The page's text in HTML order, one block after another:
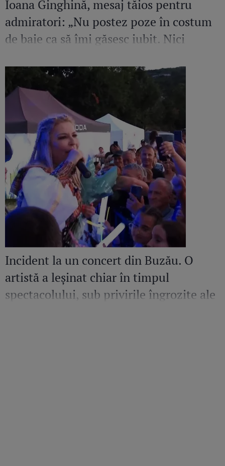
Ioana Ginghină, mesaj tăios pentru
admiratori: „Nu postez poze în costum
de baie ca să îmi găsesc iubit. Nici
Incident la un concert din Buzău. O
artistă a leșinat chiar în timpul
spectacolului, sub privirile îngrozite ale